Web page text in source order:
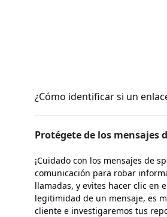
¿Cómo identificar si un
Protégete de los mensajes
¡Cuidado con los mensajes de
comunicación para robar
llamadas, y evites hacer clic en
legitimidad de un mensaje, es
cliente e investigaremos tus